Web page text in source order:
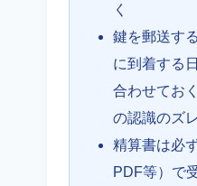
く
鍵を郵送す
に到着する
合わせてお
の認識のズ
精算書は必
PDF等）で